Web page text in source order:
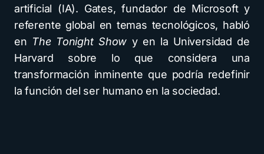
artificial (IA). Gates, fundador de Microsoft y
referente global en temas tecnológicos, habló
en The Tonight Show y en la Universidad de
Harvard sobre lo que considera una
transformación inminente que podría redefinir
la función del ser humano en la sociedad.